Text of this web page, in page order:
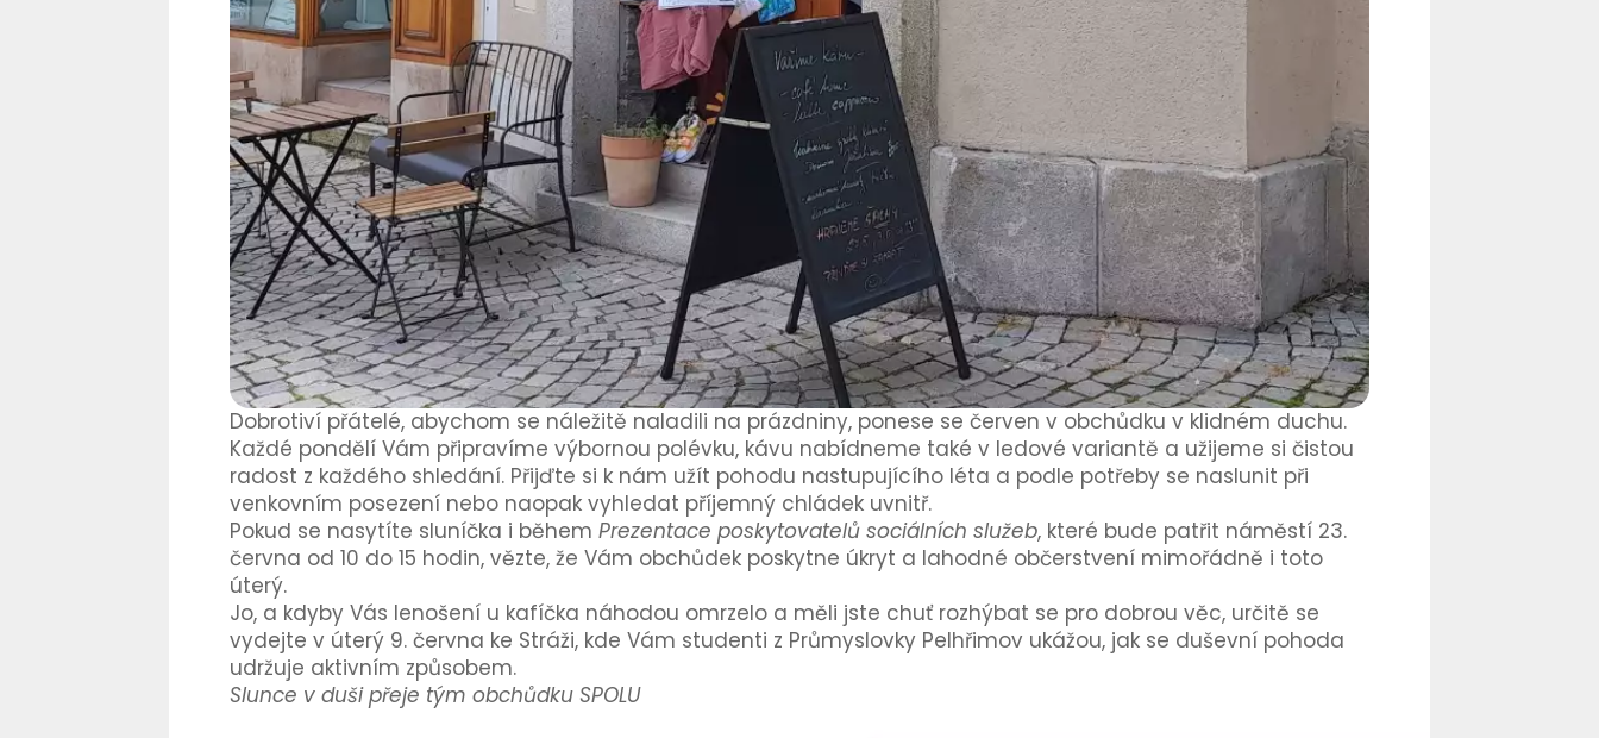
Dobrotiví přátelé, abychom se náležitě naladili na prázdniny, ponese se červen v obchůdku v klidném duchu.
Každé pondělí Vám připravíme výbornou polévku, kávu nabídneme také v ledové variantě a užijeme si čistou
radost z každého shledání. Přijďte si k nám užít pohodu nastupujícího léta a podle potřeby se naslunit při
venkovním posezení nebo naopak vyhledat příjemný chládek uvnitř.
Pokud se nasytíte sluníčka i během Prezentace poskytovatelů sociálních služeb, které bude patřit náměstí 23.
června od 10 do 15 hodin, vězte, že Vám obchůdek poskytne úkryt a lahodné občerstvení mimořádně i toto
úterý.
Jo, a kdyby Vás lenošení u kafíčka náhodou omrzelo a měli jste chuť rozhýbat se pro dobrou věc, určitě se
vydejte v úterý 9. června ke Stráži, kde Vám studenti z Průmyslovky Pelhřimov ukážou, jak se duševní pohoda
udržuje aktivním způsobem.
Slunce v duši přeje tým obchůdku SPOLU